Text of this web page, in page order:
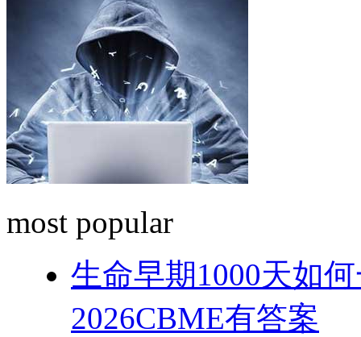
most popular
生命早期1000天如
2026CBME有答案